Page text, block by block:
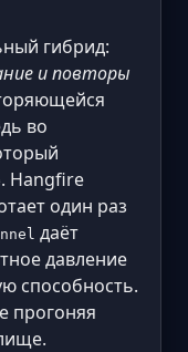
гибрид:
и повторы
во
. Hangfire
один раз
даёт
давление
способность.
прогоняя